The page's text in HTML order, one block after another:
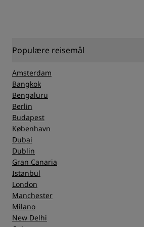
Populære reisemål
Amsterdam
Bangkok
Bengaluru
Berlin
Budapest
København
Dubai
Dublin
Gran Canaria
Istanbul
London
Manchester
Milano
New Delhi